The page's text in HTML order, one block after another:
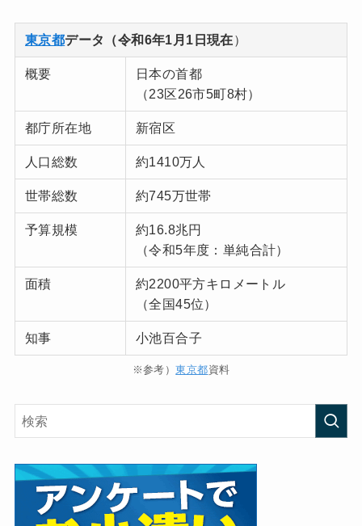
東京都データ（令和6年1月1日現在）
概要
日本の首都
（23区26市5町8村）
都庁所在地 新宿区
人口総数 約1410万人
世帯総数 約745万世帯
予算規模
約16.8兆円
（令和5年度：単純合計）
面積
約2200平方キロメートル
（全国45位）
知事 小池百合子
※参考）東京都資料